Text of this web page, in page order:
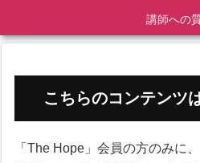
講師への
こちらのコンテンツ
「The Hope」会員の方のみに、